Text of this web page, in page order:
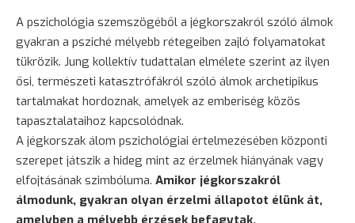
A pszichológia szemszögéből a jégkorszakról szóló álmok
gyakran a psziché mélyebb rétegeiben zajló folyamatokat
tükrözik. Jung kollektív tudattalan elmélete szerint az ilyen
ősi, természeti katasztrófákról szóló álmok archetipikus
tartalmakat hordoznak, amelyek az emberiség közös
tapasztalataihoz kapcsolódnak.
A jégkorszak álom pszichológiai értelmezésében központi
szerepet játszik a hideg mint az érzelmek hiányának vagy
elfojtásának szimbóluma. Amikor jégkorszakról
álmodunk, gyakran olyan érzelmi állapotot élünk át,
amelyben a mélyebb érzések befagytak,